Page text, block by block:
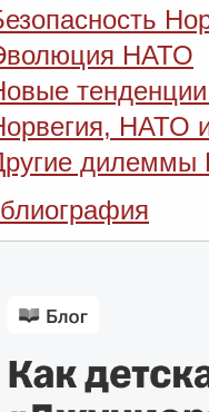
НАТО
НАТО
дилеммы